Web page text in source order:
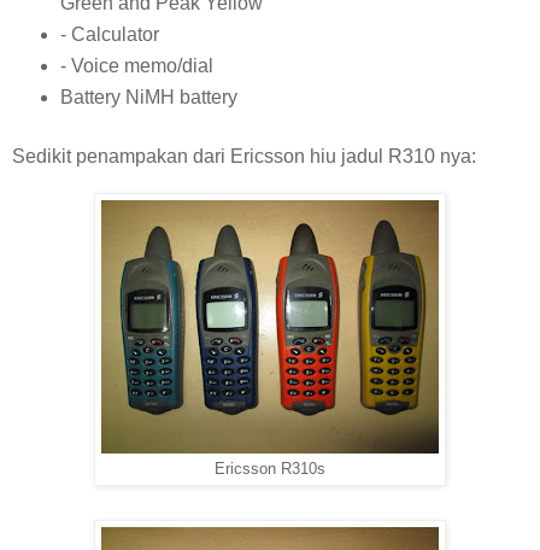
- Calculator
- Voice memo/dial
Battery NiMH battery
Sedikit penampakan dari Ericsson hiu jadul R310 nya:
Ericsson R310s